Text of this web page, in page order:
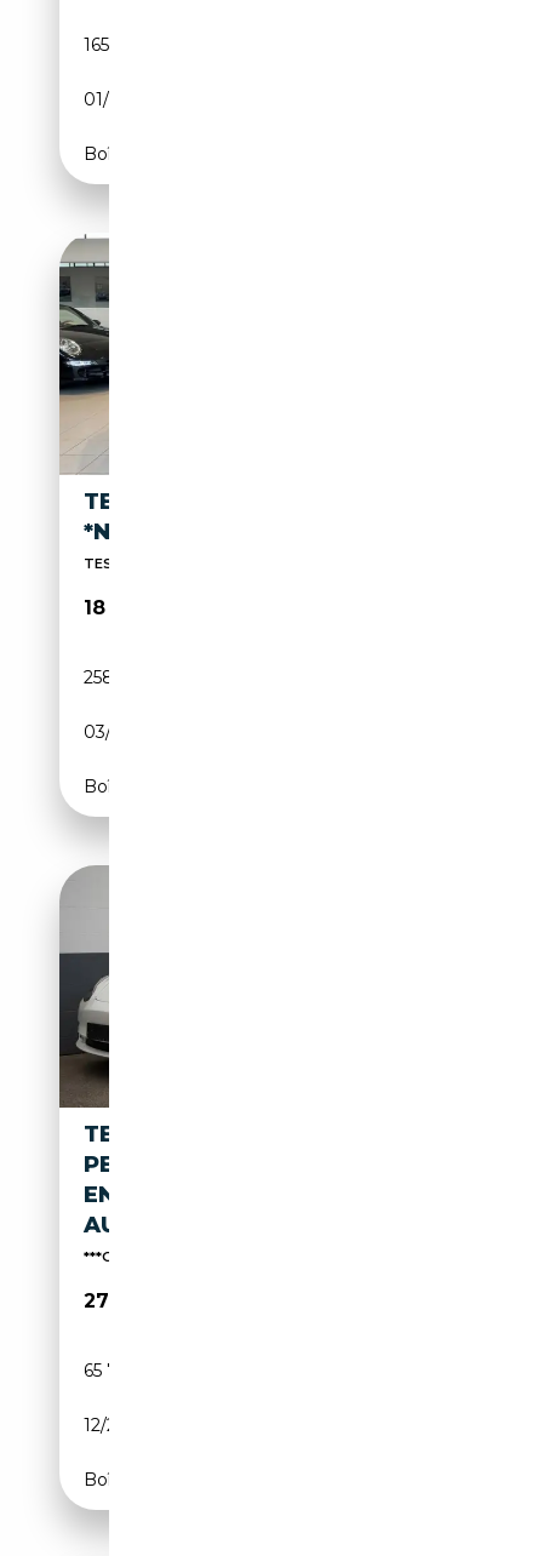
165 555 km
01/2019
Boîte automatique
TESLA MODEL S 85KWH
*NEOPATENTATI*
TESLA MODEL S 85 KWH *NEOPATENTATI*
18 900€
258 000 km
03/2014
Boîte automatique
TESLA MODEL 3
PERFORMANCE *EAP
ENHANCED
AUTOPILOT*INNEN WEISS*
***Gerne kaufen wir auch Ihren Tesla an***
27 950€
65 794 km
12/2021
Boîte automatique